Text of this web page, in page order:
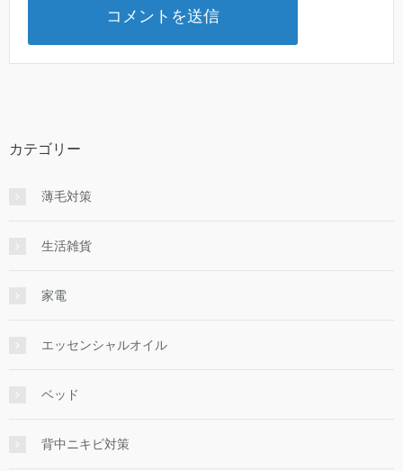
カテゴリー
薄毛対策
生活雑貨
家電
エッセンシャルオイル
ベッド
背中ニキビ対策